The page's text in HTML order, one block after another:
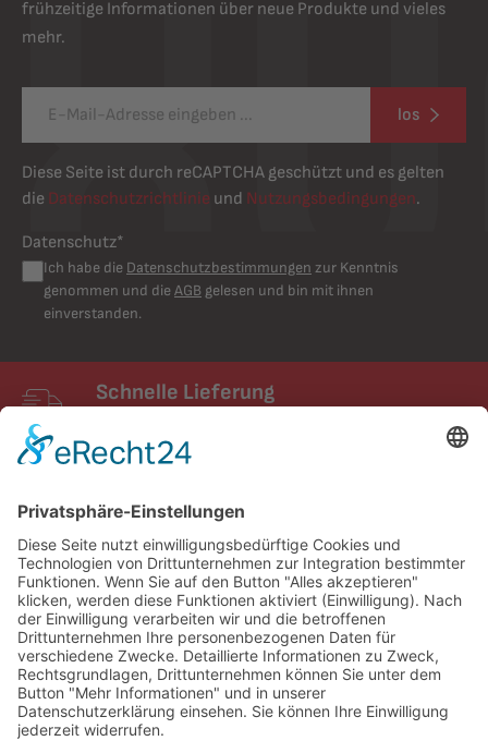
frühzeitige Informationen über neue Produkte und vieles
mehr.
los
Diese Seite ist durch reCAPTCHA geschützt und es gelten
die Datenschutzrichtlinie und Nutzungsbedingungen.
Datenschutz*
Ich habe die Datenschutzbestimmungen zur Kenntnis
genommen und dieAGB gelesen und bin mit ihnen
einverstanden.
Schnelle Lieferung
Creative Technology GmbH
Entdecken
Service und Kontakt
Partner & Netzwerke